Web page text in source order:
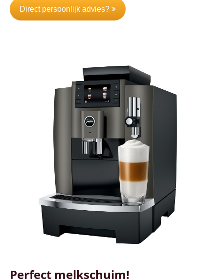
Direct persoonlijk advies?
Perfect melkschuim!